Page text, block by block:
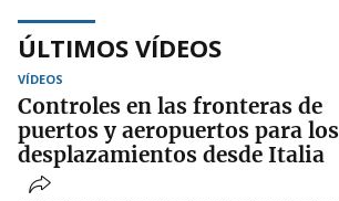
ÚLTIMOS VÍDEOS
VÍDEOS
Controles en las fronteras de
puertos y aeropuertos para los
desplazamientos desde Italia